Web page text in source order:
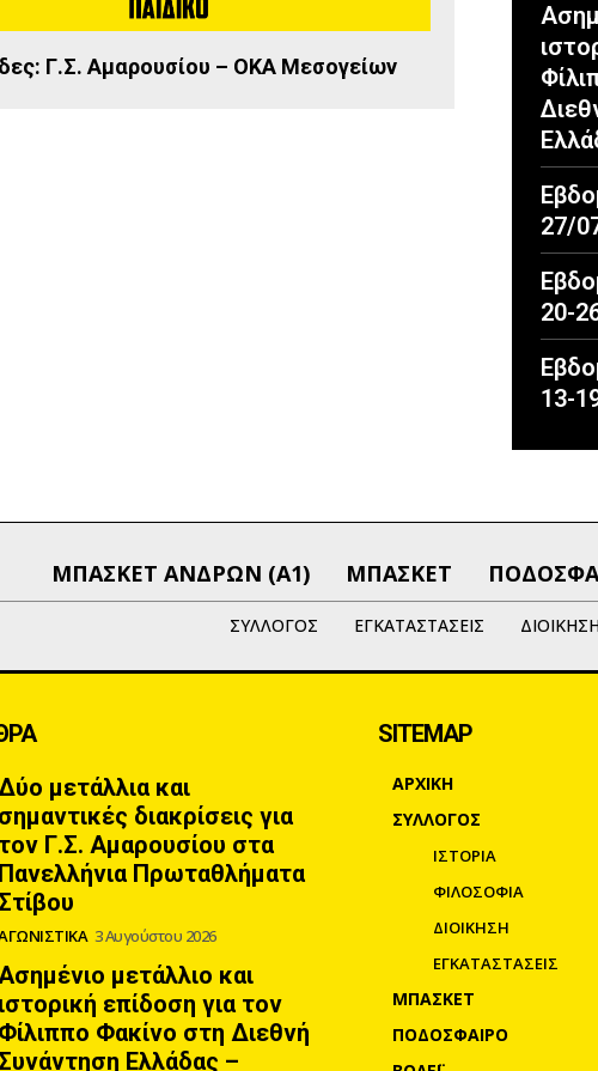
Γ.Σ. Αμαρουσίου – ΟΚΑ Μεσογείων
27/
20-
13-
ΜΠΑΣΚΕΤ ΑΝΔΡΩΝ (Α1) ΜΠΑΣΚΕΤ
ΣΥΛΛΟΓΟΣ ΕΓΚΑΤΑΣΤΑΣΕΙΣ
μετάλλια και
σημαντικές διακρίσεις για
τον Γ.Σ. Αμαρουσίου στα
Πανελλήνια Πρωταθλήματα
3 Αυγούστου 2026
μετάλλιο και
ιστορική επίδοση για τον
Φίλιππο Φακίνο στη Διεθνή
Ελλάδας –
SITEMAP
ΑΡΧΙΚΗ
ΣΥΛΛΟΓΟΣ
ΙΣΤΟΡΙΑ
ΦΙΛΟΣΟΦΙΑ
ΔΙΟΙΚΗΣΗ
ΕΓΚΑΤΑΣΤΑΣΕΙΣ
ΜΠΑΣΚΕΤ
ΠΟΔΟΣΦΑΙΡΟ